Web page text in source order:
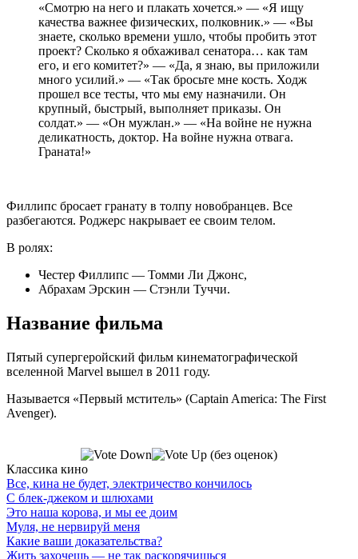
«Смотрю на него и плакать хочется.» — «Я ищу
качества важнее физических, полковник.» — «Вы
знаете, сколько времени ушло, чтобы пробить этот
проект? Сколько я обхаживал сенатора… как там
его, и его комитет?» — «Да, я знаю, вы приложили
много усилий.» — «Так бросьте мне кость. Ходж
прошел все тесты, что мы ему назначили. Он
крупный, быстрый, выполняет приказы. Он
солдат.» — «Он мужлан.» — «На войне не нужна
деликатность, доктор. На войне нужна отвага.
Граната!»
Филлипс бросает гранату в толпу новобранцев. Все
разбегаются. Роджерс накрывает ее своим телом.
В ролях:
Честер Филлипс — Томми Ли Джонс,
Абрахам Эрскин — Стэнли Туччи.
Название фильма
Пятый супергеройский фильм кинематографической
вселенной Marvel вышел в 2011 году.
Называется «Первый мститель» (Captain America: The First
Avenger).
(без оценок)
Классика кино
Все, кина не будет, электричество кончилось
С блек-джеком и шлюхами
Это наша корова, и мы ее доим
Муля, не нервируй меня
Какие ваши доказательства?
Жить захочешь — не так раскорячишься